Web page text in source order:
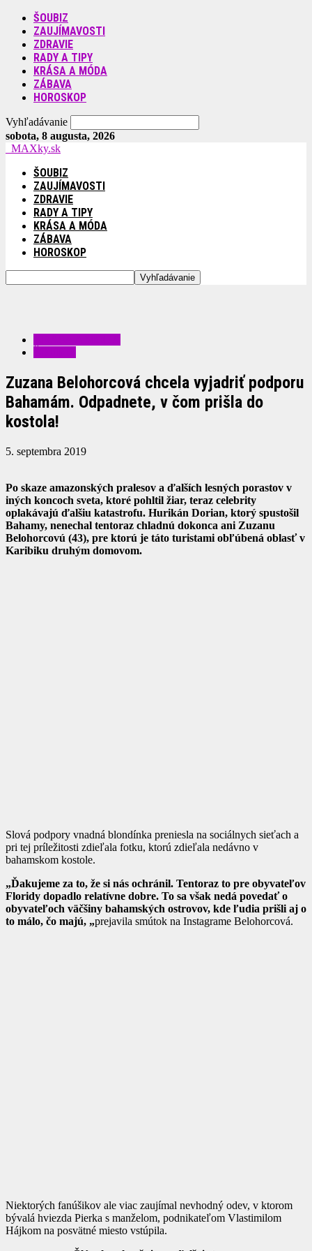
ŠOUBIZ
ZAUJÍMAVOSTI
ZDRAVIE
RADY A TIPY
KRÁSA A MÓDA
ZÁBAVA
HOROSKOP
Vyhľadávanie
sobota, 8 augusta, 2026
MAXky.sk
ŠOUBIZ
ZAUJÍMAVOSTI
ZDRAVIE
RADY A TIPY
KRÁSA A MÓDA
ZÁBAVA
HOROSKOP
Zuzana Belohorcová chcela vyjadriť podporu
Bahamám. Odpadnete, v čom prišla do
kostola!
5. septembra 2019
Po skaze amazonských pralesov a ďalších lesných porastov v
iných koncoch sveta, ktoré pohltil žiar, teraz celebrity
oplakávajú ďalšiu katastrofu. Hurikán Dorian, ktorý spustošil
Bahamy, nenechal tentoraz chladnú dokonca ani Zuzanu
Belohorcovú (43), pre ktorú je táto turistami obľúbená oblasť v
Karibiku druhým domovom.
Slová podpory vnadná blondínka preniesla na sociálnych sieťach a
pri tej príležitosti zdieľala fotku, ktorú zdieľala nedávno v
bahamskom kostole.
„Ďakujeme za to, že si nás ochránil. Tentoraz to pre obyvateľov
Floridy dopadlo relatívne dobre. To sa však nedá povedať o
obyvateľoch väčšiny bahamských ostrovov, kde ľudia prišli aj o
to málo, čo majú, „prejavila smútok na Instagrame Belohorcová.
Niektorých fanúšikov ale viac zaujímal nevhodný odev, v ktorom
bývalá hviezda Pierka s manželom, podnikateľom Vlastimilom
Hájkom na posvätné miesto vstúpila.